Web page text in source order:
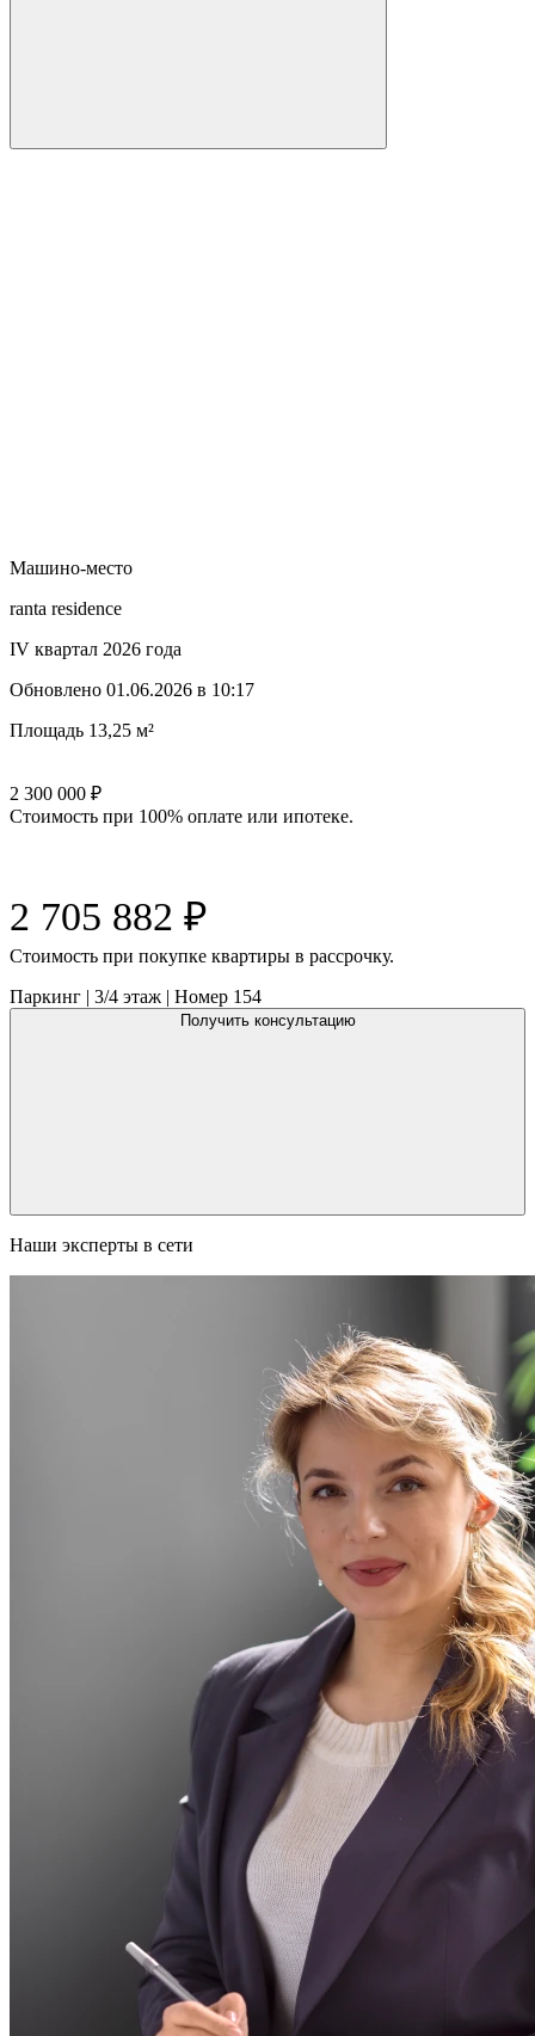
Машино-место
ranta residence
IV квартал 2026 года
Обновлено 01.06.2026 в 10:17
Площадь 13,25 м²
2 300 000 ₽
Стоимость при 100% оплате или ипотеке.
2 705 882 ₽
Cтоимость при покупке квартиры в рассрочку.
Паркинг | 3/4 этаж | Номер 154
Получить консультацию
Наши эксперты в сети